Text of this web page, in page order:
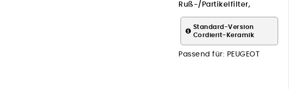
Ruß-/Partikelfilter,
Abgasanlage für PEUGEOT
Standard-Version
Cordierit-Keramik
Passend für: PEUGEOT